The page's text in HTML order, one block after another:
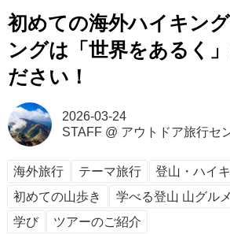
初めての海外ハイキン
ングは「世界をあるく
ださい！
2026-03-24
STAFF@ アウトドア旅行セ
海外旅行 テーマ旅行 登山・ハイ
初めての山歩き
学べる登山 山グルメ
学び
ツアーのご紹介